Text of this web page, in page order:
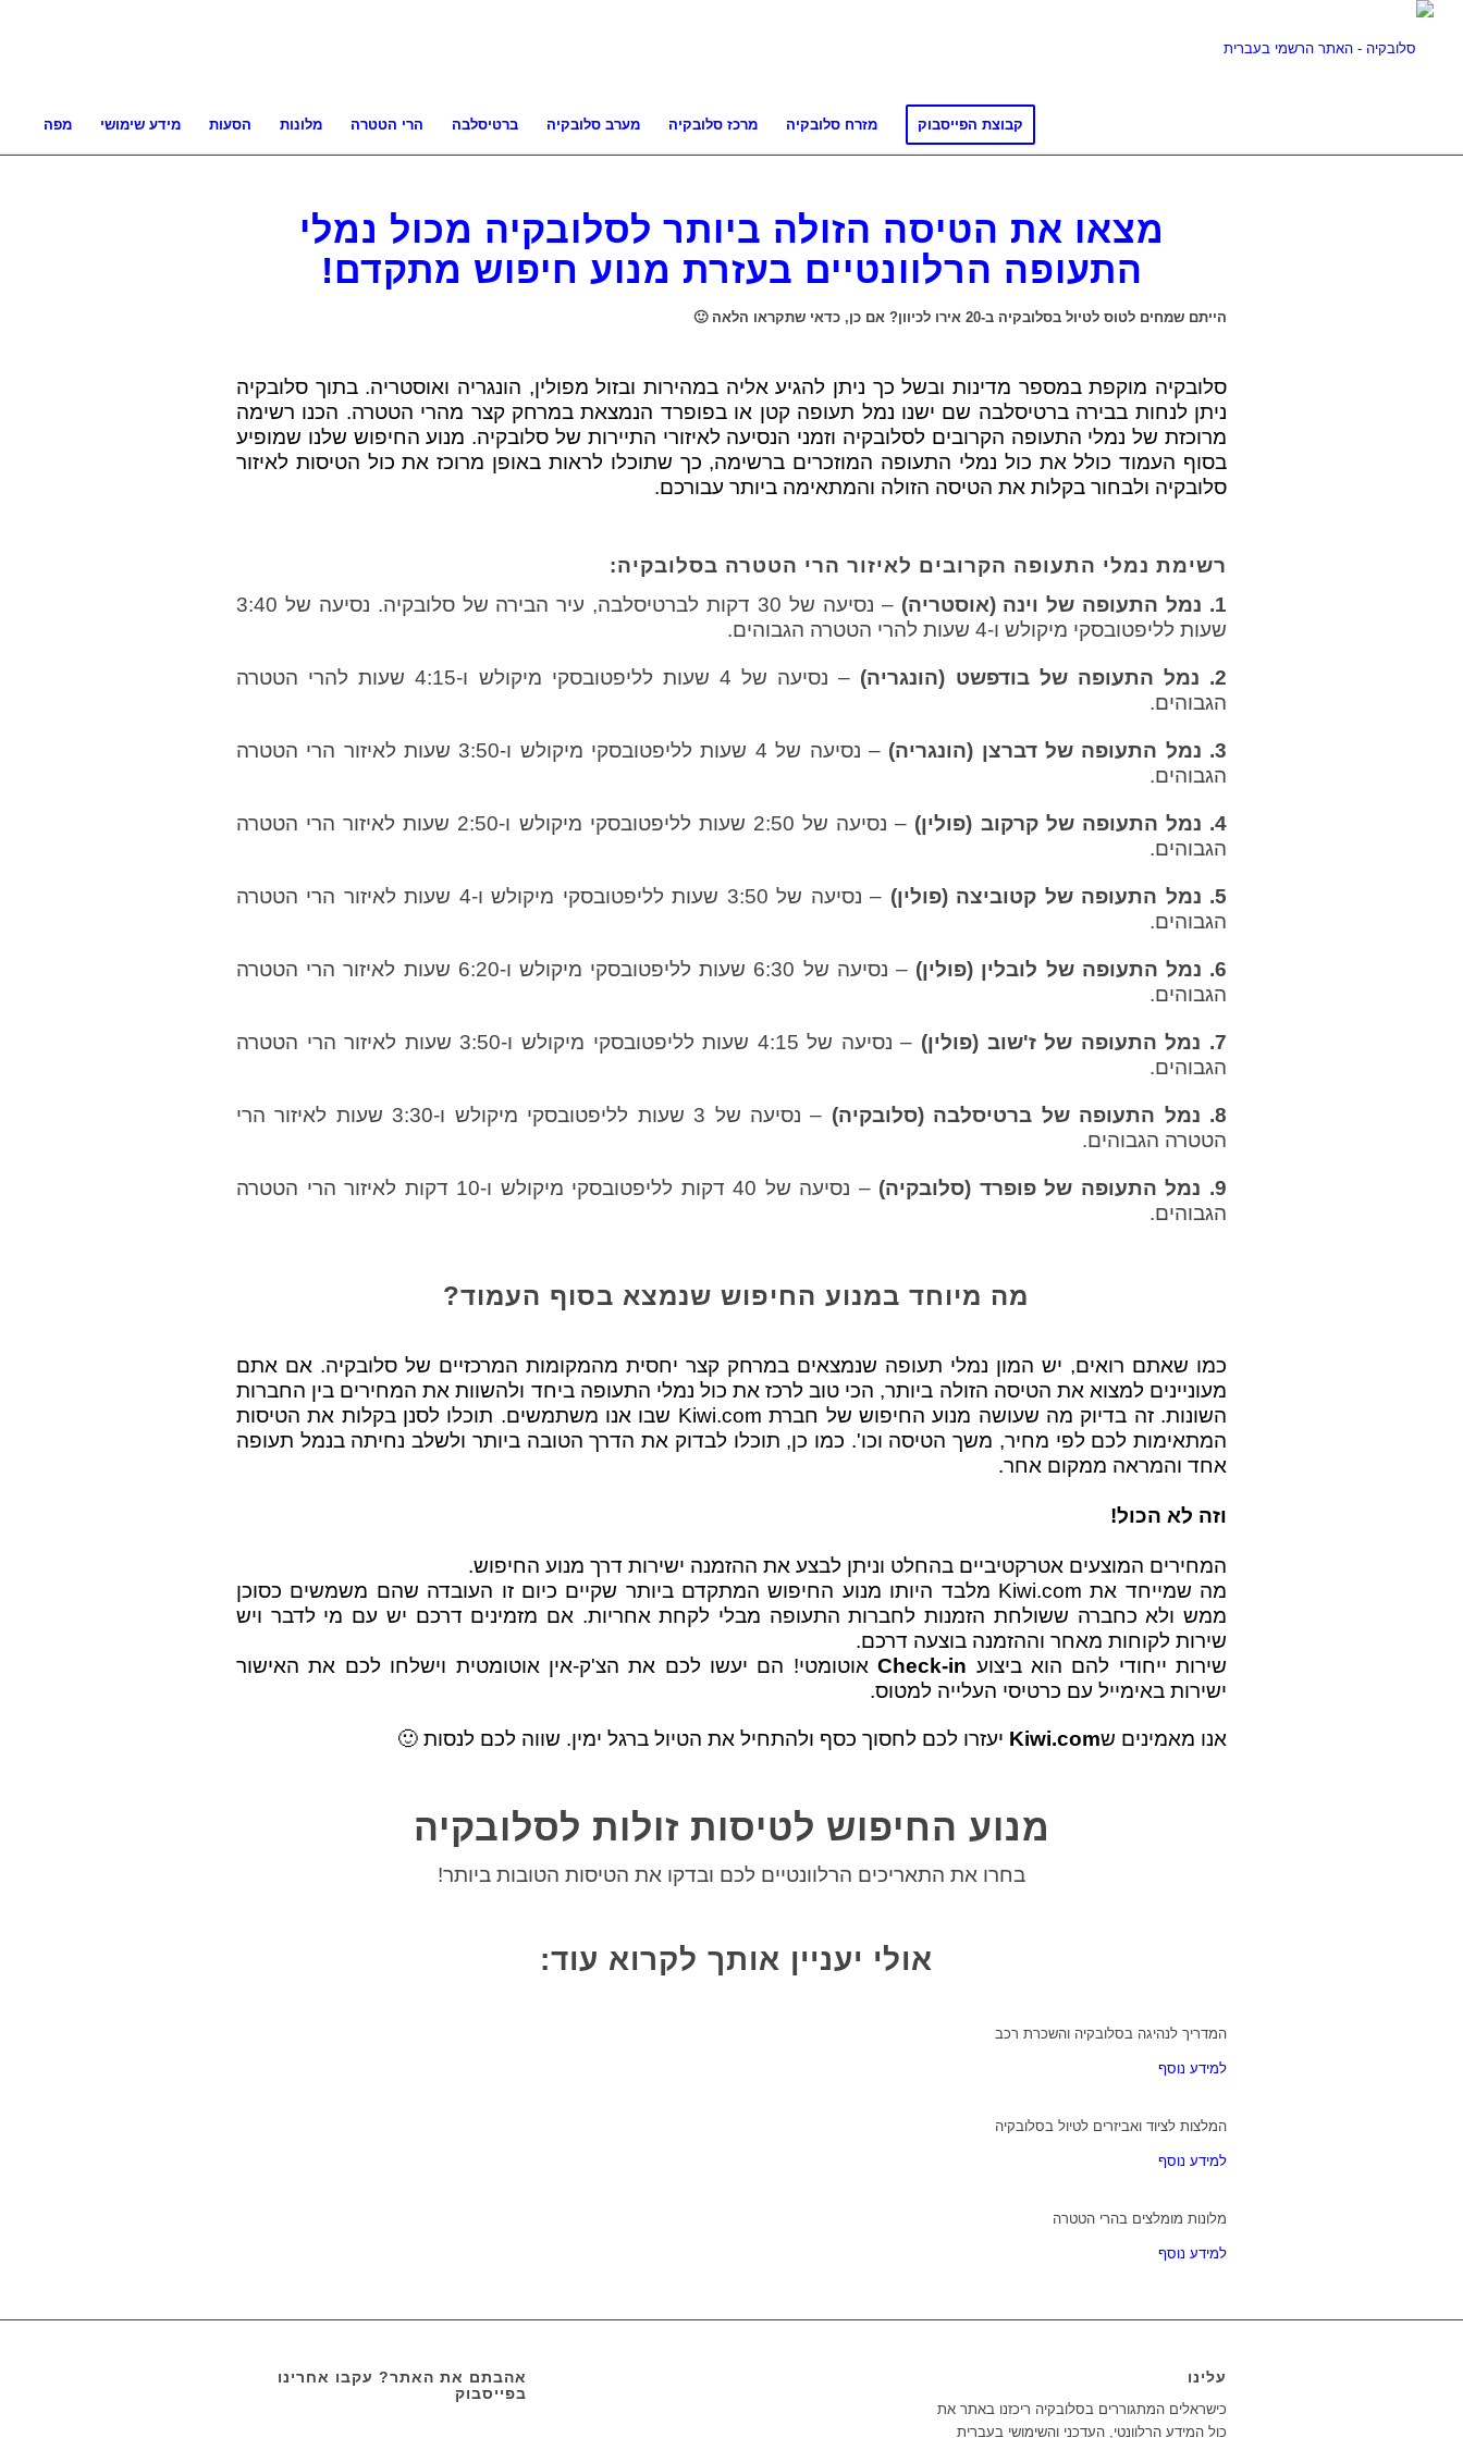
מפה מידע שימושי הסעות מלונות הרי הטטרה ברטיסלבה מערב סלובקיה מרכז סלובקיה מזרח סלובקיה קבוצת הפייסבוק
מצאו את הטיסה הזולה ביותר לסלובקיה מכול נמלי
התעופה הרלוונטיים בעזרת מנוע חיפוש מתקדם!
הייתם שמחים לטוס לטיול בסלובקיה ב-20 אירו לכיוון? אם כן, כדאי שתקראו הלאה 🙂
סלובקיה מוקפת במספר מדינות ובשל כך ניתן להגיע אליה במהירות ובזול מפולין, הונגריה ואוסטריה. בתוך סלובקיה
ניתן לנחות בבירה ברטיסלבה שם ישנו נמל תעופה קטן או בפופרד הנמצאת במרחק קצר מהרי הטטרה. הכנו רשימה
מרוכזת של נמלי התעופה הקרובים לסלובקיה וזמני הנסיעה לאיזורי התיירות של סלובקיה. מנוע החיפוש שלנו שמופיע
בסוף העמוד כולל את כול נמלי התעופה המוזכרים ברשימה, כך שתוכלו לראות באופן מרוכז את כול הטיסות לאיזור
סלובקיה ולבחור בקלות את הטיסה הזולה והמתאימה ביותר עבורכם.
רשימת נמלי התעופה הקרובים לאיזור הרי הטטרה בסלובקיה:
1. נמל התעופה של וינה (אוסטריה)
– נסיעה של 30 דקות לברטיסלבה, עיר הבירה של סלובקיה. נסיעה של 3:40
שעות לליפטובסקי מיקולש ו-4 שעות להרי הטטרה הגבוהים.
2. נמל התעופה של בודפשט (הונגריה)
– נסיעה של 4 שעות לליפטובסקי מיקולש ו-4:15 שעות להרי הטטרה
הגבוהים.
3. נמל התעופה של דברצן (הונגריה)
– נסיעה של 4 שעות לליפטובסקי מיקולש ו-3:50 שעות לאיזור הרי הטטרה
הגבוהים.
4. נמל התעופה של קרקוב (פולין)
– נסיעה של 2:50 שעות לליפטובסקי מיקולש ו-2:50 שעות לאיזור הרי הטטרה
הגבוהים.
5. נמל התעופה של קטוביצה (פולין)
– נסיעה של 3:50 שעות לליפטובסקי מיקולש ו-4 שעות לאיזור הרי הטטרה
הגבוהים.
6. נמל התעופה של לובלין (פולין)
– נסיעה של 6:30 שעות לליפטובסקי מיקולש ו-6:20 שעות לאיזור הרי הטטרה
הגבוהים.
7. נמל התעופה של ז'שוב (פולין)
– נסיעה של 4:15 שעות לליפטובסקי מיקולש ו-3:50 שעות לאיזור הרי הטטרה
הגבוהים.
8. נמל התעופה של ברטיסלבה (סלובקיה)
– נסיעה של 3 שעות לליפטובסקי מיקולש ו-3:30 שעות לאיזור הרי
הטטרה הגבוהים.
9. נמל התעופה של פופרד (סלובקיה)
– נסיעה של 40 דקות לליפטובסקי מיקולש ו-10 דקות לאיזור הרי הטטרה
הגבוהים.
מה מיוחד במנוע החיפוש שנמצא בסוף העמוד?
כמו שאתם רואים, יש המון נמלי תעופה שנמצאים במרחק קצר יחסית מהמקומות המרכזיים של סלובקיה. אם אתם
מעוניינים למצוא את הטיסה הזולה ביותר, הכי טוב לרכז את כול נמלי התעופה ביחד ולהשוות את המחירים בין החברות
השונות. זה בדיוק מה שעושה מנוע החיפוש של חברת Kiwi.com שבו אנו משתמשים. תוכלו לסנן בקלות את הטיסות
המתאימות לכם לפי מחיר, משך הטיסה וכו'. כמו כן, תוכלו לבדוק את הדרך הטובה ביותר ולשלב נחיתה בנמל תעופה
אחד והמראה ממקום אחר.
וזה לא הכול!
המחירים המוצעים אטרקטיביים בהחלט וניתן לבצע את ההזמנה ישירות דרך מנוע החיפוש.
מה שמייחד את Kiwi.com מלבד היותו מנוע החיפוש המתקדם ביותר שקיים כיום זו העובדה שהם משמשים כסוכן
ממש ולא כחברה ששולחת הזמנות לחברות התעופה מבלי לקחת אחריות. אם מזמינים דרכם יש עם מי לדבר ויש
שירות לקוחות מאחר וההזמנה בוצעה דרכם.
שירות ייחודי להם הוא ביצוע Check-inאוטומטי! הם יעשו לכם את הצ'ק-אין אוטומטית וישלחו לכם את האישור
ישירות באימייל עם כרטיסי העלייה למטוס.
אנו מאמינים שKiwi.com יעזרו לכם לחסוך כסף ולהתחיל את הטיול ברגל ימין. שווה לכם לנסות 🙂
מנוע החיפוש לטיסות זולות לסלובקיה
בחרו את התאריכים הרלוונטיים לכם ובדקו את הטיסות הטובות ביותר!
אולי יעניין אותך לקרוא עוד:
המדריך לנהיגה בסלובקיה והשכרת רכב
למידע נוסף
המלצות לציוד ואביזרים לטיול בסלובקיה
למידע נוסף
מלונות מומלצים בהרי הטטרה
למידע נוסף
אהבתם את האתר? עקבו אחרינו
בפייסבוק
עלינו
כישראלים המתגוררים בסלובקיה ריכזנו באתר את
כול המידע הרלוונטי, העדכני והשימושי בעברית